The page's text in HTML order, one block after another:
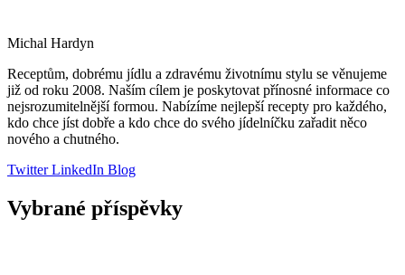
Michal Hardyn
Receptům, dobrému jídlu a zdravému životnímu stylu se věnujeme
již od roku 2008. Naším cílem je poskytovat přínosné informace co
nejsrozumitelnější formou. Nabízíme nejlepší recepty pro každého,
kdo chce jíst dobře a kdo chce do svého jídelníčku zařadit něco
nového a chutného.
TwitterLinkedIn Blog
Vybrané příspěvky